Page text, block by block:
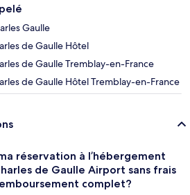
Gaulle
de Gaulle Hôtel
de Gaulle Tremblay-en-France
de Gaulle Hôtel Tremblay-en-France
réservation à l’hébergement
de Gaulle Airport sans frais
complet?